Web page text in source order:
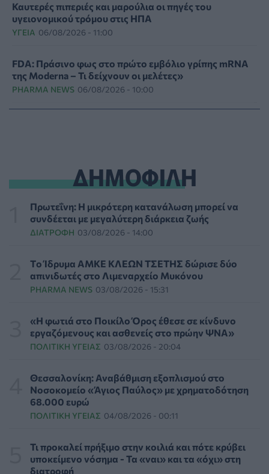
Καυτερές πιπεριές και μαρούλια οι πηγές του
υγειονομικού τρόμου στις ΗΠΑ
ΥΓΕΊΑ 06/08/2026 - 11:00
FDA: Πράσινο φως στο πρώτο εμβόλιο γρίπης mRNA
της Moderna – Τι δείχνουν οι μελέτες»
PHARMA NEWS 06/08/2026 - 10:00
Μεγαλώνει πραγματικά η μυωπία μετά την
ενηλικίωση; - Τι δείχνουν νέες μελέτες
HEALTH TALK 06/08/2026 - 08:19
Στον σταθμό φιλοξενίας πυρόπληκτων ζώων στα
ΕΠΙΚΑΙΡΌΤΗΤΑ 06/08/2026 - 03:46
Το Πανεπιστήμιο Keele υπέβαλε φάκελο προπτυχιακού
ΕΠΙΚΑΙΡΌΤΗΤΑ 06/08/2026 - 00:04
Binge-Watching και φαγητό: Τα επιστημονικά
ΨΥΧΙΚΉ ΥΓΕΊΑ 05/08/2026 - 23:17
Γεωργιάδης: «Δεν έπεσε η ψευδοροφή στα ΤΕΠ του
Νοσοκομείου Κορίνθου, την ξήλωσαν»
Ιαπωνικό θαύμα κατά της περιοδοντίτιδας:
ΔΗΜΟΦΙΛΗ
Πρωτεΐνη: Η μικρότερη κατανάλωση μπορεί να
συνδέεται με μεγαλύτερη διάρκεια ζωής
ΔΙΑΤΡΟΦΉ 03/08/2026 - 14:00
Tο Ίδρυμα ΑΜΚΕ ΚΛΕΩΝ ΤΣΕΤΗΣ δώρισε δύο
απινιδωτές στο Λιμεναρχείο Μυκόνου
PHARMA NEWS 03/08/2026 - 15:31
«Η φωτιά στο Ποικίλο Όρος έθεσε σε κίνδυνο
εργαζόμενους και ασθενείς στο πρώην ΨΝΑ»
ΠΟΛΙΤΙΚΉ ΥΓΕΊΑΣ 03/08/2026 - 20:04
Θεσσαλονίκη: Αναβάθμιση εξοπλισμού στο
Νοσοκομείο «Άγιος Παύλος» με χρηματοδότηση
68.000 ευρώ
ΠΟΛΙΤΙΚΉ ΥΓΕΊΑΣ 04/08/2026 - 00:11
Τι προκαλεί πρήξιμο στην κοιλιά και πότε κρύβει
υποκείμενο νόσημα - Τα «ναι» και τα «όχι» στη
διατροφή